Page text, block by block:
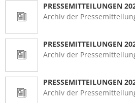
PRESSEMITTEILUNGEN
Archiv der
PRESSEMITTEILUNGEN
Archiv der
PRESSEMITTEILUNGEN
Archiv der